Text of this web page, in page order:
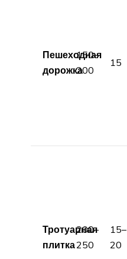
Пешеходная
дорожка
150–
200
15
Тротуарная
плитка
200–
250
15–
20